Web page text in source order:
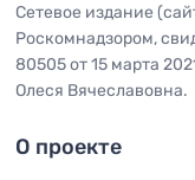
Сетевое издание
Роскомнадзором,
80505 от 15 марта
Олеся Вячеславовна.
О проекте